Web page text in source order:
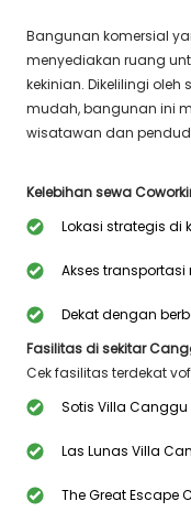
Bangunan komersial
menyediakan ruang
kekinian. Dikelilingi
mudah, bangunan ini
wisatawan dan
Kelebihan sewa
Lokasi strategis di
Akses
Dekat dengan
Fasilitas di sekitar
Cek fasilitas terdekat
Sotis Villa Canggu
Las Lunas Villa
The Great Escape